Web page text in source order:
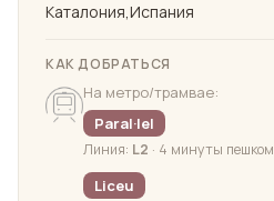
Каталония,Испания
КАК ДОБРАТЬСЯ
На метро/трамвае:
Paral·lel
Линия: L2 · 4 минуты пешком
Liceu